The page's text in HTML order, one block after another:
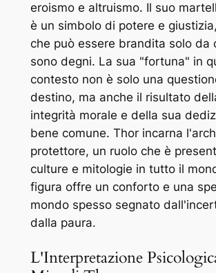
eroismo e altruismo. Il suo
è un simbolo di potere e
che può essere brandita solo da
sono degni. La sua "fortuna" in
contesto non è solo una
destino, ma anche il risultato
integrità morale e della sua
bene comune. Thor incarna
protettore, un ruolo che è
culture e mitologie in tutto il
figura offre un conforto e una
mondo spesso segnato
dalla paura.
L'Interpretazione